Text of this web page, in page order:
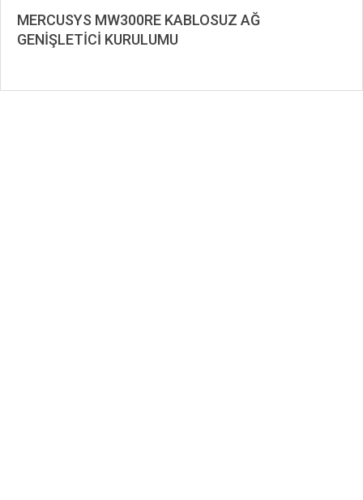
MERCUSYS MW300RE KABLOSUZ AĞ
GENİŞLETİCİ KURULUMU